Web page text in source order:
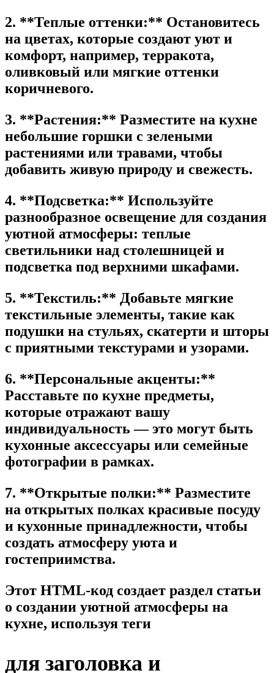
2. **Теплые оттенки:** Остановитесь
на цветах, которые создают уют и
комфорт, например, терракота,
оливковый или мягкие оттенки
коричневого.
3. **Растения:** Разместите на кухне
небольшие горшки с зелеными
растениями или травами, чтобы
добавить живую природу и свежесть.
4. **Подсветка:** Используйте
разнообразное освещение для создания
уютной атмосферы: теплые
светильники над столешницей и
подсветка под верхними шкафами.
5. **Текстиль:** Добавьте мягкие
текстильные элементы, такие как
подушки на стульях, скатерти и шторы
с приятными текстурами и узорами.
6. **Персональные акценты:**
Расставьте по кухне предметы,
которые отражают вашу
индивидуальность — это могут быть
кухонные аксессуары или семейные
фотографии в рамках.
7. **Открытые полки:** Разместите
на открытых полках красивые посуду
и кухонные принадлежности, чтобы
создать атмосферу уюта и
гостеприимства.
Этот HTML-код создает раздел статьи
о создании уютной атмосферы на
кухне, используя теги
для заголовка и